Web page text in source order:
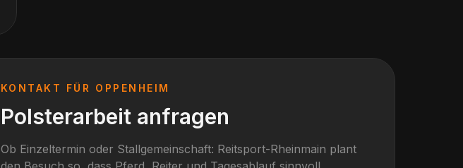
KONTAKT FÜR OPPENHEIM
Polsterarbeit anfragen
Ob Einzeltermin oder Stallgemeinschaft: Reitsport-Rheinmain plant